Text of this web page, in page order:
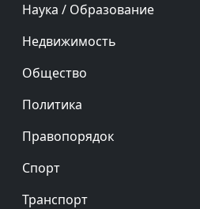
Наука / Образование
Недвижимость
Общество
Политика
Правопорядок
Спорт
Транспорт